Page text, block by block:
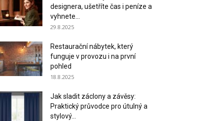
designera, ušetříte čas i peníze a
vyhnete...
29.8.2025
Restaurační nábytek, který
funguje v provozu i na první
pohled
18.8.2025
Jak sladit záclony a závěsy:
Praktický průvodce pro útulný a
stylový...